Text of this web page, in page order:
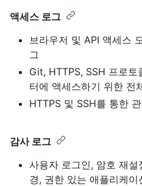
액세스 로그
브라우저 및 API 액세스
그
Git, HTTPS, SSH 프로토
터에 액세스하기 위한 전
HTTPS 및 SSH를 통한
감사 로그
사용자 로그인, 암호 재
경, 권한 있는 애플리케